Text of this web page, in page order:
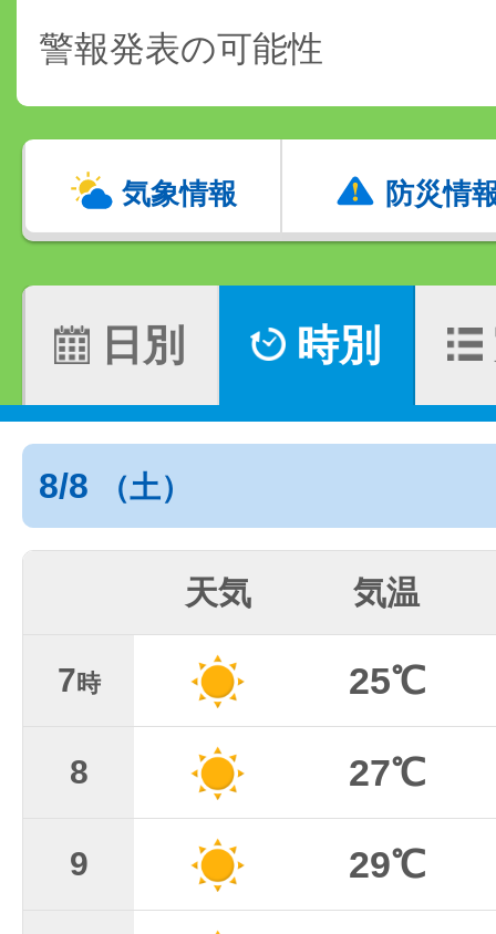
警報発表の可能性
気象情報 防災情
日別 時別
8/8 （土）
天気 気温
7時 25℃
8 27℃
9 29℃